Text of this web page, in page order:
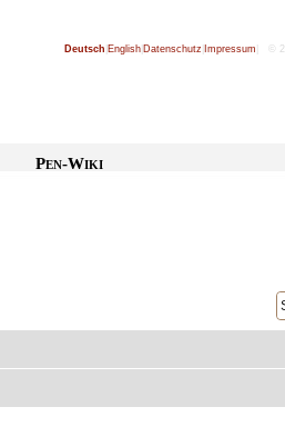
Deutsch English Datenschutz Impressum | ©
Pen-Wiki